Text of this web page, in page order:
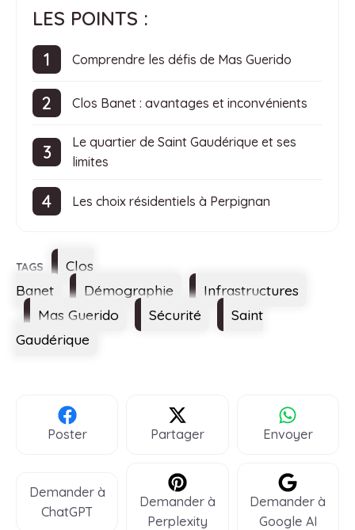
LES POINTS :
Comprendre les défis de Mas Guerido
Clos Banet : avantages et inconvénients
Le quartier de Saint Gaudérique et ses
limites
Les choix résidentiels à Perpignan
Étiquettes
Clos
Banet
Démographie
Infrastructures
Mas Guerido
Sécurité
Saint
Gaudérique
Poster Partager Envoyer
Demander à
ChatGPT
Demander à
Perplexity
Demander à
Google AI